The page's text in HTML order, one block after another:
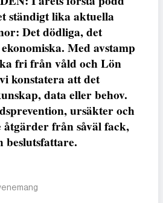
ständigt lika aktuella
Det dödliga, det
Med avstamp
fri från våld och Lön
konstatera att det
data eller behov.
ursäkter och
från såväl fack,
beslutsfattare.